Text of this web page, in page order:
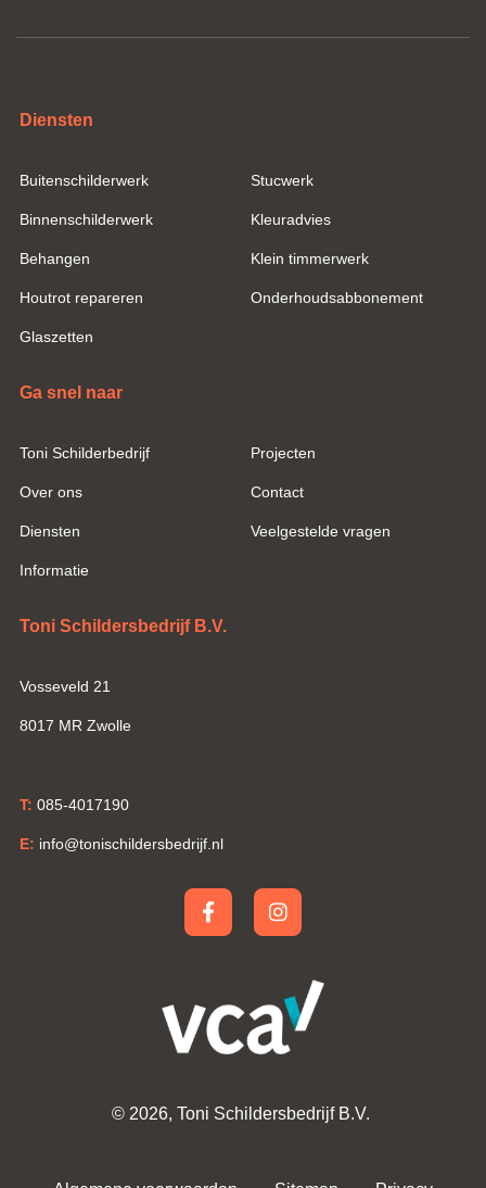
Diensten
Buitenschilderwerk
Binnenschilderwerk
Behangen
Houtrot repareren
Glaszetten
Stucwerk
Kleuradvies
Klein timmerwerk
Onderhoudsabbonement
Ga snel naar
Toni Schilderbedrijf
Over ons
Diensten
Informatie
Projecten
Contact
Veelgestelde vragen
Toni Schildersbedrijf B.V.
Vosseveld 21
8017 MR Zwolle
T: 085-4017190
E: info@tonischildersbedrijf.nl
© 2026, Toni Schildersbedrijf B.V.